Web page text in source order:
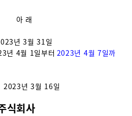
아 래
년 3월 31일
년 4월 1일부터 2023년 4월 7일까
2023년 3월 16일
식회사